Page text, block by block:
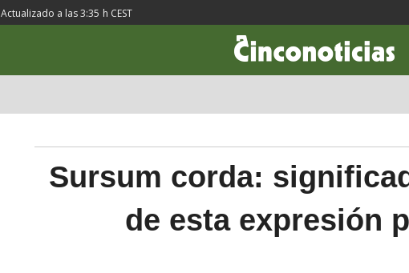
Actualizado a las3:35 h CEST
Sursum corda:
de esta expresión